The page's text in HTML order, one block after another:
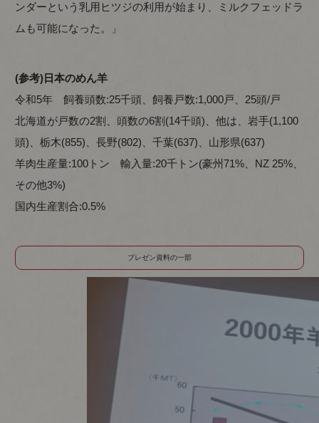
ンダーという乳用ヒツジの利用が始まり、ミルクフェッドラ
ムも可能になった。」
(参考)日本のめん羊
令和5年 飼養頭数:25千頭、飼養戸数:1,000戸、25頭/戸
北海道が戸数の2割、頭数の6割(14千頭)、他は、岩手(1,100
頭)、栃木(855)、長野(802)、千葉(637)、山形県(637)
羊肉生産量:100トン 輸入量:20千トン(豪州71%、NZ 25%、
その他3%)
国内生産割合:0.5%
プレゼン資料の一部